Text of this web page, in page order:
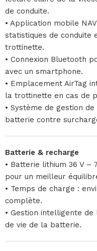
de conduite.
• Application mobile
statistiques de
trottinette.
• Connexion Bluetooth
avec un smartphone.
• Emplacement AirTag
la trottinette en cas de
• Système de gestion
batterie contre
Batterie & recharge
• Batterie lithium 36 V –
pour un meilleur
• Temps de charge :
complète.
• Gestion intelligente
de vie de la batterie.